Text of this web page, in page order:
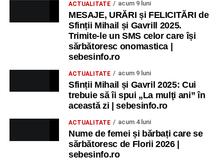
ACTUALITATE acum 9 luni
MESAJE, URĂRI și FELICITĂRI de
Sfinții Mihail și Gavrill 2025.
Trimite-le un SMS celor care își
sărbătoresc onomastica |
sebesinfo.ro
ACTUALITATE acum 9 luni
Sfinții Mihail și Gavril 2025: Cui
trebuie să îi spui „La mulţi ani” în
această zi | sebesinfo.ro
ACTUALITATE acum 4 luni
Nume de femei și bărbați care se
sărbătoresc de Florii 2026 |
sebesinfo.ro